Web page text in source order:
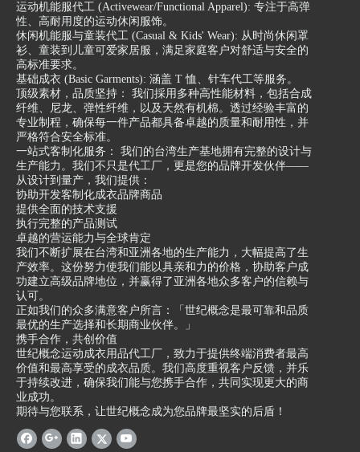
运动机能服代工 (Activewear/Functional Apparel): 专注于高弹
性、高耐用度的运动休闲服饰。
休闲机能服与童装代工 (Casual & Kids' Wear): 从时尚休闲罩
衫、童装到儿童可爱家居服，满足家庭客户对舒适与安全的
高标准要求。
基础成衣 (Basic Garments): 涵盖 T 恤、针车代工等服务。
顶级素材，品质坚持： 我们採用多种高性能材料，包括合成
纤维、尼龙、弹性纤维，以及天然有机棉。透过经验丰富的
专业制程，确保每一件产品都具备卓越的质量和耐用性，并
严格符合安全标准。
一站式客制化服务： 我们的台湾生产基地拥有完整的设计与
生产能力。我们不只是代工厂，更是您的品牌开发伙伴——
从设计到量产，我们提供：
协助开发客制化成衣品牌商品
提供全面的技术支援
执行完整的产品测试
卓越的营运能力与全球肯定
我们不断扩展在台湾和亚洲各地的生产能力，大幅提高了生
产效率。这份努力使我们能以具亲和力的价格，协助客户成
功建立高级品牌地位，并赢得了亚洲各地众多客户的信赖与
认可。
正如我们的众多满意客户所言：「世纪概念是最可靠和品质
最优的生产选择和长期商业伙伴。」
携手合作，共创价值
世纪概念运动成衣用品代工厂，致力于提供终端消费者最高
价值和最高享受的成衣品质。我们高度重视客户反馈，并乐
于持续改进，确保我们能与您携手合作，共同实现更大的商
业成功。
期待与您联系，让世纪概念成为您品牌最坚实的后盾！